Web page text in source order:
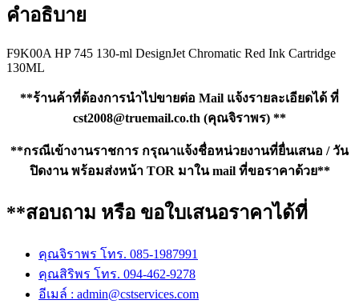
คำอธิบาย
F9K00A HP 745 130-ml DesignJet Chromatic Red Ink Cartridge
130ML
**ร้านค้าที่ต้องการนำไปขายต่อ Mail แจ้งรายละเอียดได้ ที่
cst2008@truemail.co.th (คุณจิราพร) **
**กรณีเข้างานราชการ กรุณาแจ้งชื่อหน่วยงานที่ยื่นเสนอ / วัน
ปิดงาน พร้อมส่งหน้า TOR มาใน mail ที่ขอราคาด้วย**
**สอบถาม หรือ ขอใบเสนอราคาได้ที่
คุณจิราพร โทร. 085-1987991
คุณสิริพร โทร. 094-462-9278
อีเมล์ : admin@cstservices.com